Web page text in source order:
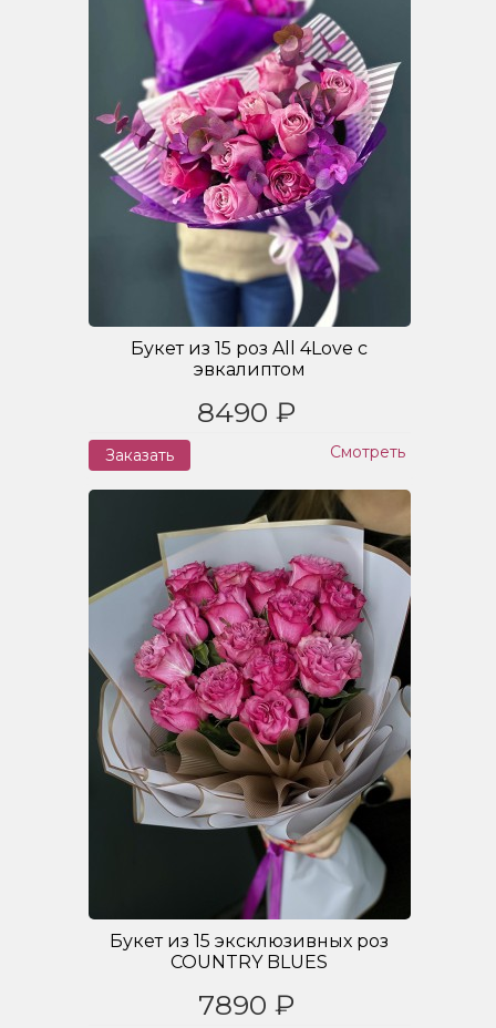
Букет из 15 роз All 4Love с
эвкалиптом
8490 ₽
Заказать Смотреть
Букет из 15 эксклюзивных роз
COUNTRY BLUES
7890 ₽